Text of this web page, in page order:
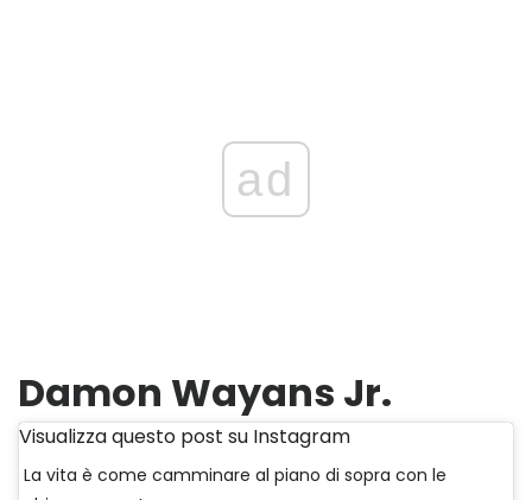
ad
Damon Wayans Jr.
Visualizza questo post su Instagram
La vita è come camminare al piano di sopra con le